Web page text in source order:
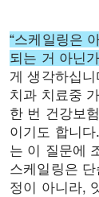
“스케일링은
되는 거 아닌
게 생각하십
치과 치료중
한 번 건강보
이기도 합니
는 이 질문에
스케일링은
정이 아니라,